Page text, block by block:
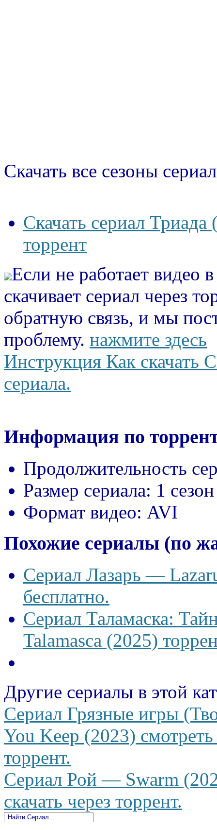
Скачать все сезоны
Скачать сериал
торрент
Если не работает видео
скачивает сериал через
обратную связь, и мы
проблему. нажмите здесь
Инструкция Как скачать
сериала.
Информация по
Продолжительность
Размер сериала: 1
Формат видео: AVI
Похожие сериалы (по
Сериал Лазарь —
бесплатно.
Сериал Таламаска:
Talamasca (2025)
Другие сериалы в этой
Сериал Грязные игры
You Keep (2023)
торрент.
Сериал Рой — Swarm
скачать через торрент.